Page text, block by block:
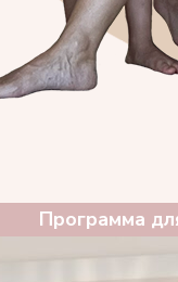
Программа